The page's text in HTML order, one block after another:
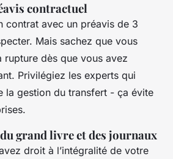
contractuel
contrat avec un préavis de 3
Mais sachez que vous
rupture dès que vous avez
Privilégiez les experts qui
la gestion du transfert - ça évite
grand livre et des journaux
droit à l’intégralité de votre